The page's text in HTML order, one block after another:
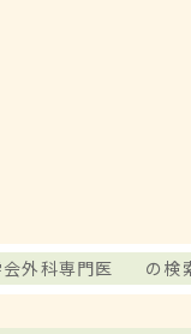
外科専門医 の検